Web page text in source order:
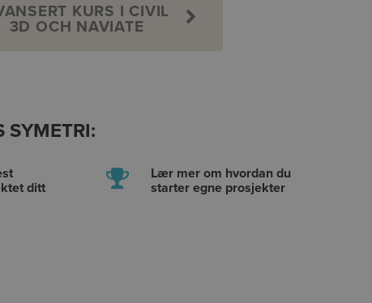
KURS I CIVIL
3D OCH NAVIATE
SYMETRI:
ditt
Lær mer om hvordan du
starter egne prosjekter